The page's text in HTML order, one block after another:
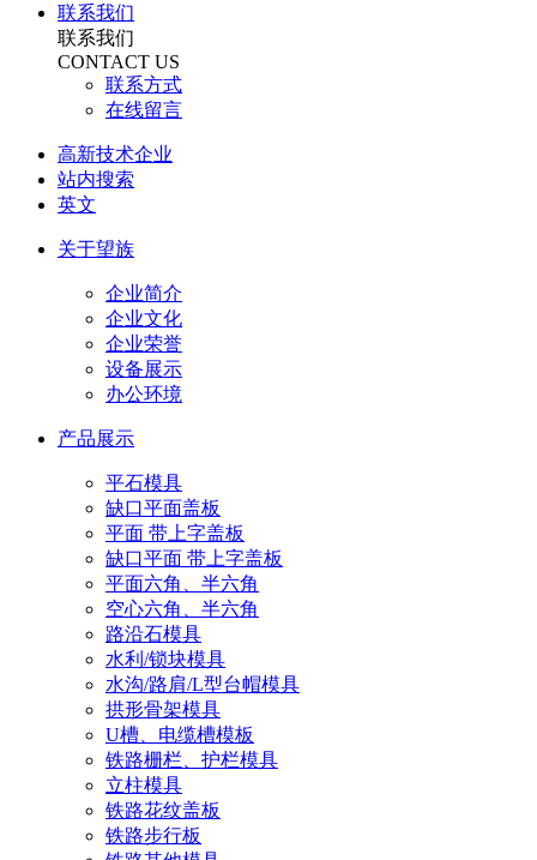
联系我们
联系我们
CONTACT US
联系方式
在线留言
高新技术企业
站内搜索
英文
关于望族
企业简介
企业文化
企业荣誉
设备展示
办公环境
产品展示
平石模具
缺口平面盖板
平面 带上字盖板
缺口平面 带上字盖板
平面六角、半六角
空心六角、半六角
路沿石模具
水利/锁块模具
水沟/路肩/L型台帽模具
拱形骨架模具
U槽、电缆槽模板
铁路栅栏、护栏模具
立柱模具
铁路花纹盖板
铁路步行板